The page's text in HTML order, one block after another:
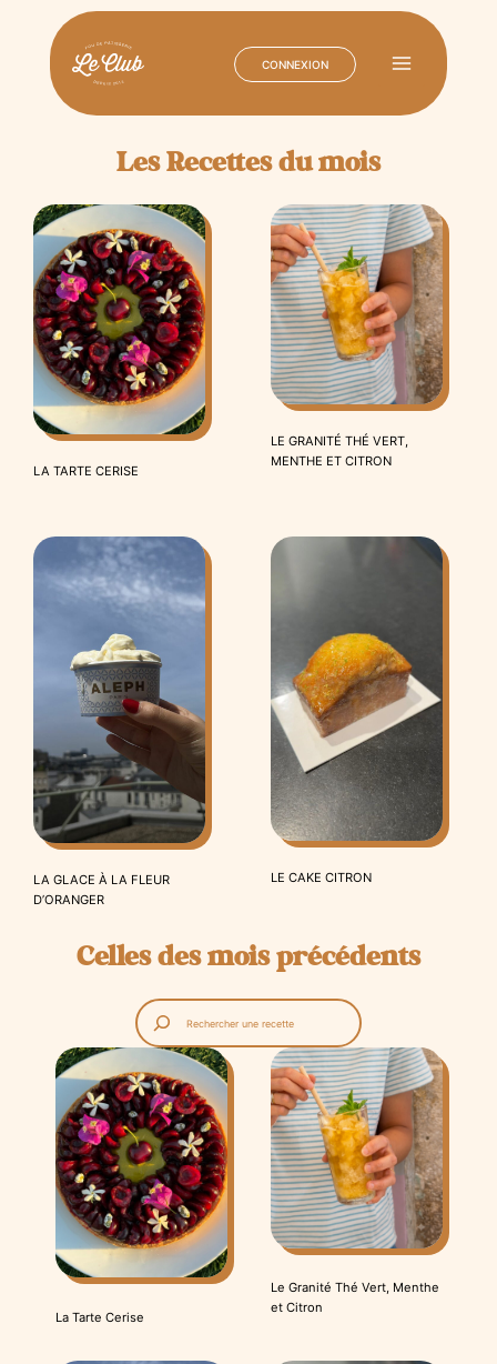
CONNEXION
Main
Les Recettes du mois
LA TARTE CERISE
LE GRANITÉ THÉ VERT,
MENTHE ET CITRON
LA GLACE À LA FLEUR
D’ORANGER
LE CAKE CITRON
Celles des mois précédents
La Tarte Cerise
Le Granité Thé Vert, Menthe
et Citron